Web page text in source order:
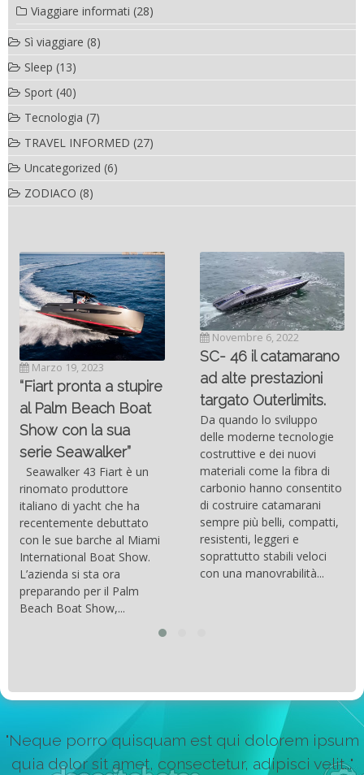
Viaggiare informati (28)
Sì viaggiare (8)
Sleep (13)
Sport (40)
Tecnologia (7)
TRAVEL INFORMED (27)
Uncategorized (6)
ZODIACO (8)
Marzo 19, 2023
“Fiart pronta a stupire
al Palm Beach Boat
Show con la sua
serie Seawalker”
Seawalker 43 Fiart è un
rinomato produttore
italiano di yacht che ha
recentemente debuttato
con le sue barche al Miami
International Boat Show.
L’azienda si sta ora
preparando per il Palm
Beach Boat Show,...
Novembre 6, 2022
SC- 46 il catamarano
ad alte prestazioni
targato Outerlimits.
Da quando lo sviluppo
delle moderne tecnologie
costruttive e dei nuovi
materiali come la fibra di
carbonio hanno consentito
di costruire catamarani
sempre più belli, compatti,
resistenti, leggeri e
soprattutto stabili veloci
con una manovrabilità...
"Neque porro quisquam est qui dolorem ipsum
quia dolor sit amet, consectetur, adipisci velit..."